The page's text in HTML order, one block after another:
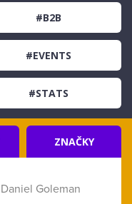
#B2B
#EVENTS
#STATS
ZNAČKY
Daniel Goleman